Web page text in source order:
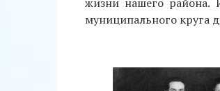
муниципального круга